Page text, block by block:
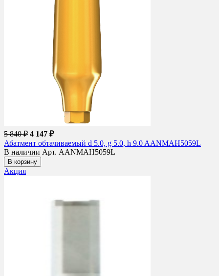
5 840 ₽ 4 147 ₽
Абатмент обтачиваемый d 5.0, g 5.0, h 9.0 AANMAH5059L
В наличии Арт. AANMAH5059L
В корзину
Акция